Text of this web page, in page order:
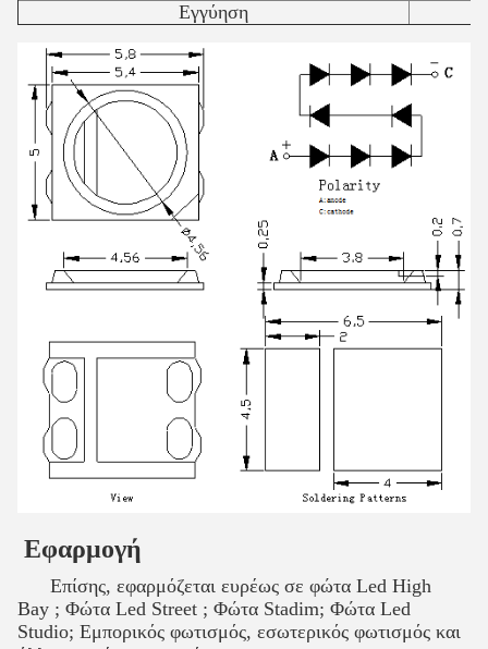
Εγγύηση
Εφαρμογή
Επίσης, εφαρμόζεται ευρέως σε φώτα Led High
Bay ; Φώτα Led Street ; Φώτα Stadim; Φώτα Led
Studio; Εμπορικός φωτισμός, εσωτερικός φωτισμός και